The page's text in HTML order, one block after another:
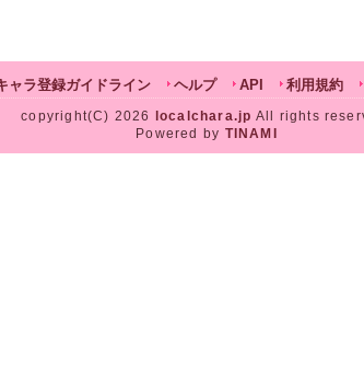
ャラ登録ガイドライン ヘルプ API 利用規約
copyright(C) 2026 localchara.jp All rights
Powered by TINAMI